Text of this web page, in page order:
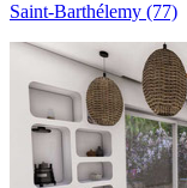
Saint-Barthélemy (77)